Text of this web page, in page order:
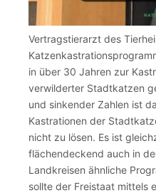
Vertragstierarzt des
in über 30 Jahren zur
verwilderter Stadtkatzen
und sinkender Zahlen ist
Kastrationen der
nicht zu lösen. Es ist
flächendeckend auch in
Landkreisen ähnliche
sollte der Freistaat mittels